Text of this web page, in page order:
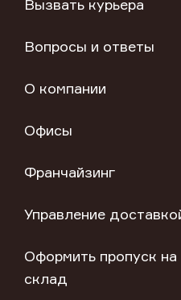
Вызвать курьера
Вопросы и ответы
О компании
Офисы
Франчайзинг
Управление
Оформить пропуск на
склад